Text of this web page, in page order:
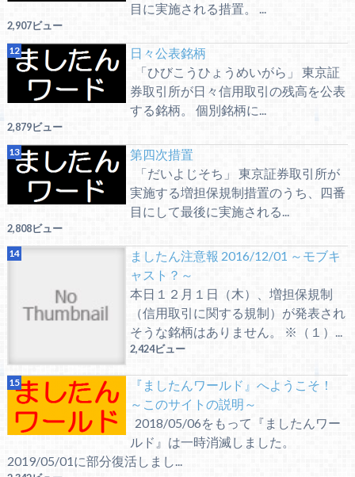
目に実施される措置。 ...
2,907ビュー
日々公表銘柄
「ひびこうひょうめいがら」 東京証
券取引所が日々信用取引の残高を公表
する銘柄。 個別銘柄に...
2,879ビュー
第四次措置
「だいよじそち」 東京証券取引所が
実施する増担保規制措置のうち、四番
目にして最後に実施される...
2,808ビュー
ましたん注意報 2016/12/01 ～モブキ
ャスト？～
本日１２月１日（木）、増担保規制
（信用取引に関する規制）が発表され
そうな銘柄はありません。 ※（１）...
2,424ビュー
『ましたんワールド』へようこそ！
～このサイトの説明～
2018/05/06をもって『ましたんワー
ルド』は一時消滅しました。
2019/05/01に部分復活しまし...